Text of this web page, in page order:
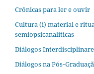
Crônicas para ler e ouvir
Cultura (i) material e
semiopsicanalíticas
Diálogos
Diálogos na